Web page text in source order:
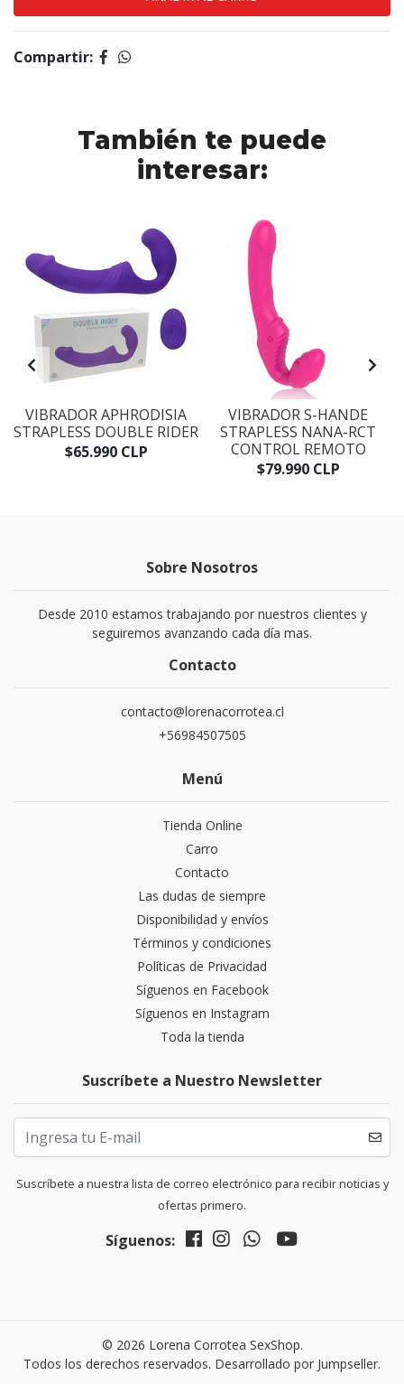
Compartir:
También te puede
interesar:
VIBRADOR APHRODISIA
STRAPLESS DOUBLE RIDER
$65.990 CLP
VIBRADOR S-HANDE
STRAPLESS NANA-RCT
CONTROL REMOTO
$79.990 CLP
Sobre Nosotros
Desde 2010 estamos trabajando por nuestros clientes y
seguiremos avanzando cada día mas.
Contacto
contacto@lorenacorrotea.cl
+56984507505
Menú
Tienda Online
Carro
Contacto
Las dudas de siempre
Disponibilidad y envíos
Términos y condiciones
Políticas de Privacidad
Síguenos en Facebook
Síguenos en Instagram
Toda la tienda
Suscríbete a Nuestro Newsletter
Suscríbete a nuestra lista de correo electrónico para recibir noticias y
ofertas primero.
Síguenos:
© 2026 Lorena Corrotea SexShop.
Todos los derechos reservados. Desarrollado por Jumpseller.